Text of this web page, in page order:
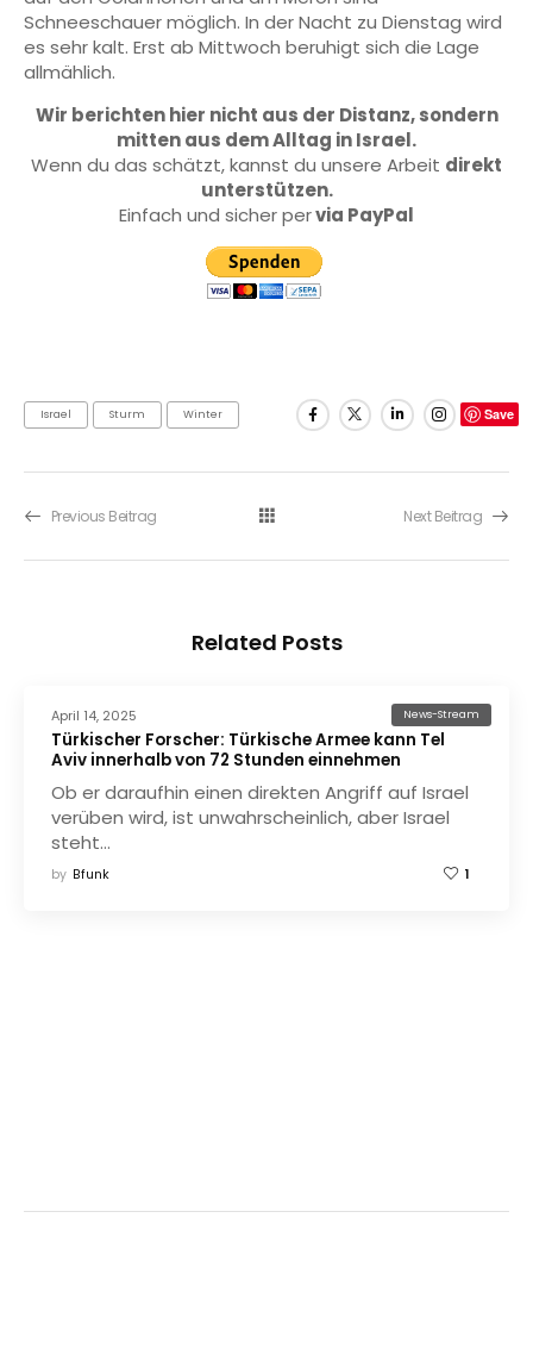
Schneeschauer möglich. In der Nacht zu Dienstag wird
es sehr kalt. Erst ab Mittwoch beruhigt sich die Lage
allmählich.
Wir berichten hier nicht aus der Distanz, sondern
mitten aus dem Alltag in Israel.
Wenn du das schätzt, kannst du unsere Arbeit direkt
unterstützen.
Einfach und sicher pervia PayPal
Israel Sturm Winter Save
Previous Beitrag Next Beitrag
Related Posts
April 14, 2025 News-Stream
Türkischer Forscher: Türkische Armee kann Tel
Aviv innerhalb von 72 Stunden einnehmen
Ob er daraufhin einen direkten Angriff auf Israel
verüben wird, ist unwahrscheinlich, aber Israel
steht…
by Bfunk 1